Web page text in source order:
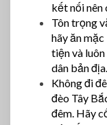
kết nối nên
Tôn trọng
hãy ăn
tiện và
dân bản địa.
Không đi
đèo Tây
đêm. Hãy